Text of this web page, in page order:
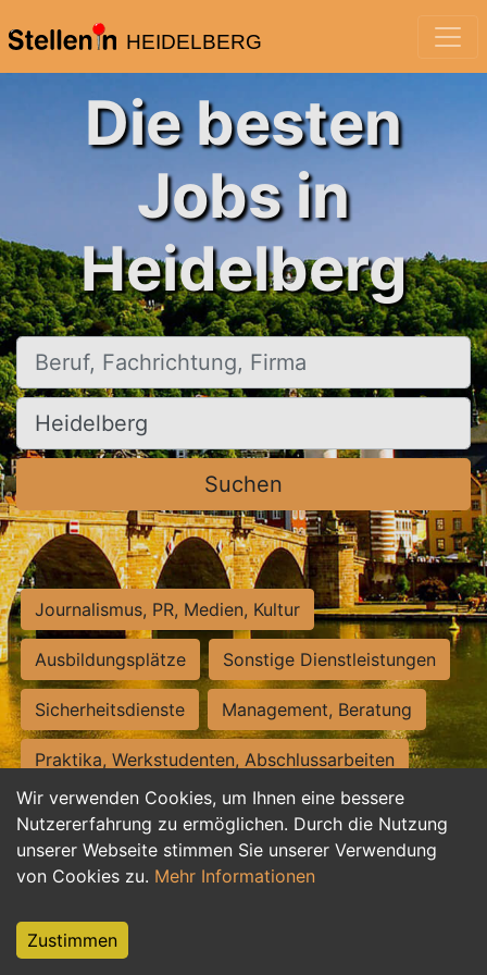
HEIDELBERG
Wir verwenden Cookies, um Ihnen eine bessere
Nutzererfahrung zu ermöglichen. Durch die Nutzung
unserer Webseite stimmen Sie unserer Verwendung
von Cookies zu. Mehr Informationen
Zustimmen
Die besten
Jobs in
Heidelberg
Beruf, Fachrichtung, Firma
Ort, Stadt
Suchen
Journalismus, PR, Medien, Kultur
Ausbildungsplätze Sonstige Dienstleistungen
Sicherheitsdienste Management, Beratung
Praktika, Werkstudenten, Abschlussarbeiten
Personalwesen Assistenz, Sekretariat
Hilfskräfte, Aushilfs- und Nebenjobs
Weiterbildung, Studium, duale Ausbildung